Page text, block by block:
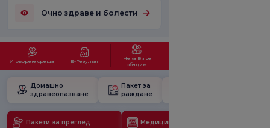
Очно здраве и болести
Уговорете среща Е-Резултат
Нека Ви се
обадим
Домашно
здравеопазване
Пакет за
раждане
Пакети за преглед Медицински технологии